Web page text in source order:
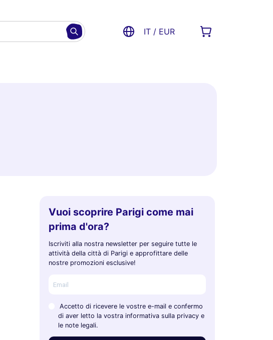
IT / EUR
Vuoi scoprire Parigi come mai
prima d'ora?
Iscriviti alla nostra newsletter per seguire tutte le
attività della città di Parigi e approfittare delle
nostre promozioni esclusive!
Accetto di ricevere le vostre e-mail e confermo
di aver letto la vostra informativa sulla privacy e
le note legali.